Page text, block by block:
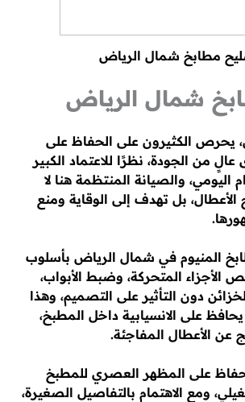
مطابخ شمال الرياض
شمال الرياض
يحرص الكثيرون على الحفاظ على
من الجودة، نظرًا للاعتماد الكبير
اليومي، والصيانة المنتظمة هنا لا
بل تهدف إلى الوقاية ومنع
المنيوم في شمال الرياض بأسلوب
الأجزاء المتحركة، وضبط الأبواب،
دون التأثير على التصميم، وهذا
على الانسيابية داخل المطبخ،
عن الأعطال المفاجئة.
على المظهر العصري للمطبخ
ومع الاهتمام بالتفاصيل الصغيرة،